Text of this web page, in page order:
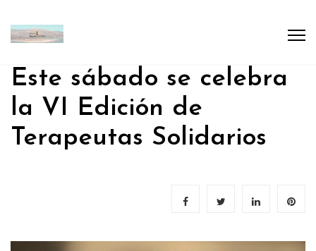
Este sábado se celebra
la VI Edición de
Terapeutas Solidarios